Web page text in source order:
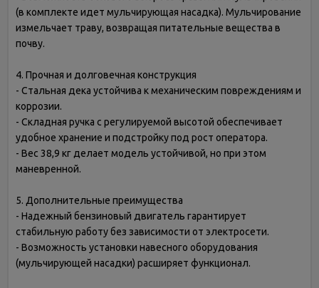
(в комплекте идет мульчирующая насадка). Мульчирование
измельчает траву, возвращая питательные вещества в
почву.
4. Прочная и долговечная конструкция
- Стальная дека устойчива к механическим повреждениям и
коррозии.
- Складная ручка с регулируемой высотой обеспечивает
удобное хранение и подстройку под рост оператора.
- Вес 38,9 кг делает модель устойчивой, но при этом
маневренной.
5. Дополнительные преимущества
- Надежный бензиновый двигатель гарантирует
стабильную работу без зависимости от электросети.
- Возможность установки навесного оборудования
(мульчирующей насадки) расширяет функционал.